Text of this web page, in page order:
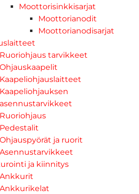
Moottorisinkkisarjat
Moottorianodit
Moottorianodisarjat
Ruoriohjaus tarvikkeet
Ohjauskaapelit
Kaapeliohjauslaitteet
Kaapeliohjauksen
asennustarvikkeet
Ruoriohjaus
Pedestalit
Ohjauspyörät ja ruorit
Asennustarvikkeet
ja kiinnitys
Ankkurit
Ankkurikelat